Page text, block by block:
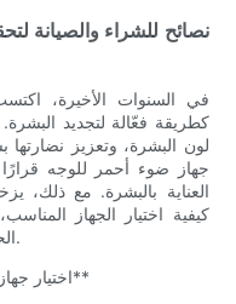
نصائح للشراء والصيانة
في السنوات الأخيرة،
كطريقة فعّالة لتجديد
لون البشرة، وتعزيز
جهاز ضوء أحمر للوجه قرارًا
العناية بالبشرة. مع ذلك،
كيفية اختيار الجهاز
الحصول على أقصى استفادة من استثمارك.
#### **اختيار جهاز الضوء الأحمر المناسب لوجهك**